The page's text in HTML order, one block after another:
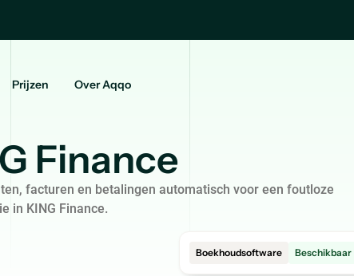
Prijzen Over Aqqo
Finance
facturen en betalingen automatisch voor een foutloze
in KING Finance.
Boekhoudsoftware Beschikbaar